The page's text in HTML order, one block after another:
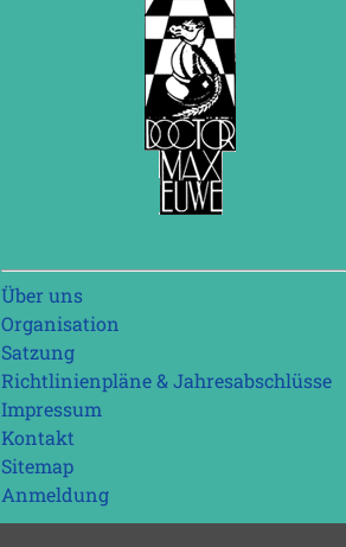
Navigation
überspringen
Über uns
Organisation
Satzung
Richtlinienpläne & Jahresabschlüsse
Impressum
Kontakt
Sitemap
Anmeldung